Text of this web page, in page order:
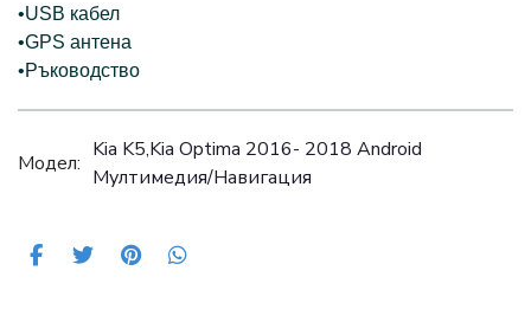
•USB кабел
•GPS антена
•Ръководство
Модел:
Kia K5,Kia Optima 2016- 2018 Android
Mултимедия/Навигация